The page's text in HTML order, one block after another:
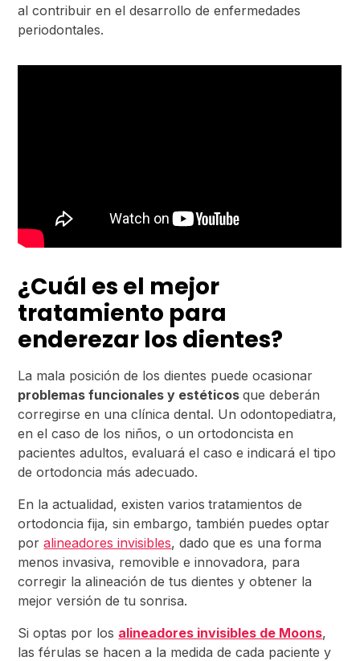
al contribuir en el desarrollo de enfermedades
periodontales.
¿Cuál es el mejor
tratamiento para
enderezar los dientes?
La mala posición de los dientes puede ocasionar
problemas funcionales y estéticosque deberán
corregirse en una clínica dental. Un odontopediatra,
en el caso de los niños, o un ortodoncista en
pacientes adultos, evaluará el caso e indicará el tipo
de ortodoncia más adecuado.
En la actualidad, existen varios tratamientos de
ortodoncia fija, sin embargo, también puedes optar
poralineadores invisibles, dado que es una forma
menos invasiva, removible e innovadora, para
corregir la alineación de tus dientes y obtener la
mejor versión de tu sonrisa.
Si optas por los alineadores invisibles de Moons,
las férulas se hacen a la medida de cada paciente y